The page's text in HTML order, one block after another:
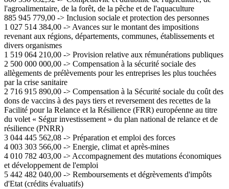
l'agroalimentaire, de la forêt, de la pêche et de l'aquaculture
885 945 779,00 -> Inclusion sociale et protection des personnes
1 027 514 384,00 -> Avances sur le montant des impositions
revenant aux régions, départements, communes, établissements et
divers organismes
1 519 064 210,00 -> Provision relative aux rémunérations publiques
2 500 000 000,00 -> Compensation à la sécurité sociale des
allègements de prélèvements pour les entreprises les plus touchées
par la crise sanitaire
2 716 915 890,00 -> Compensation à la Sécurité sociale du coût des
dons de vaccins à des pays tiers et reversement des recettes de la
Facilité pour la Relance et la Résilience (FRR) européenne au titre
du volet « Ségur investissement » du plan national de relance et de
résilience (PNRR)
3 044 445 562,08 -> Préparation et emploi des forces
4 003 303 566,00 -> Energie, climat et après-mines
4 010 782 403,00 -> Accompagnement des mutations économiques
et développement de l'emploi
5 442 482 040,00 -> Remboursements et dégrèvements d'impôts
d'Etat (crédits évaluatifs)